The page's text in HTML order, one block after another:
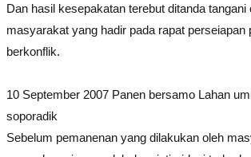
Dan hasil kesepakatan terebut ditanda tangani
masyarakat yang hadir pada rapat perseiapan
berkonflik.
10 September 2007 Panen bersamo Lahan
soporadik
Sebelum pemanenan yang dilakukan oleh